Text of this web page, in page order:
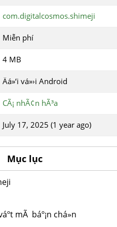
com.digitalcosmos.shimeji
Miễn phí
4 MB
Äá»‘i vá»›i Android
CÃ¡ nhÃ¢n hÃ³a
July 17, 2025 (1 year ago)
Mục lục
mÃ báº¡n chá»n